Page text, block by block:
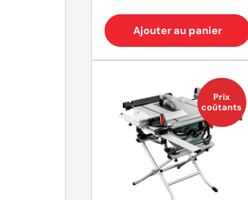
Ajouter au panier
Prix
coûtants